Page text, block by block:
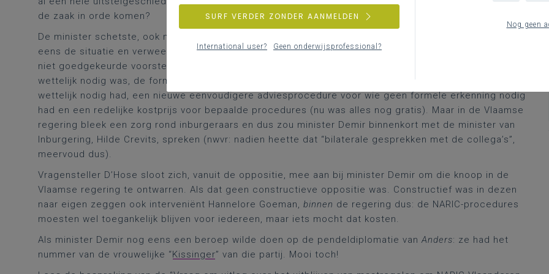
de zaak in orde komen?
De minister schetste, ook met enkele cijfers over de drastische stijging van aanvragen bij NARIC, nog
eens de situatie en verwees opnieuw naar de al bestaande precedentenbank. Ze overliep dan haar nog
niet goedgekeurde voorstellen: de specifieke gelijkwaardigheidsprocedure voorbehouden voor wie dat
wettelijk nodig was, de formele erkenning van het niveau van een buitenlandse opleiding voor wie die
wettelijk nodig had, een nieuwe eenvoudigere adviesprocedure voor wie geen formele erkenning nodig
had en een redelijke kostprijs voor bepaalde procedures (nu was alles nog gratis). Maar in de Vlaamse
regering bleek een zorg rond inburgeraars en dus zou minister Demir binnenkort met de minister van
Inburgering, Hilde Crevits, spreken (nwvr: nadien heette dat “bilaterale gesprekken met de collega’s”,
meervoud dus).
Vragensteller D’Hose sloot zich, vanuit de oppositie, mee aan bij minister Demir om die knoop in de
Vlaamse regering te ontwarren. Als dat geen constructieve oppositie was. Constructief was in dezen
naar eigen zeggen ook interveniënt Hannelore Goeman, binnen de regering dus: de NARIC-procedures
moesten wel toegankelijk blijven voor iedereen, maar iets mocht dat kosten.
Als minister Demir nog eens een beroep wilde doen op de pendeldiplomatie vanAnders: ze had het
nummer van de vrouwelijke “Kissinger” van die partij. Mooi toch!
Nog geen
SURF VERDER ZONDER AANMELDEN
International user? Geen onderwijsprofessional?